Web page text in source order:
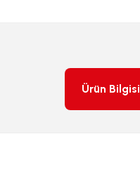
Ürün Bilgisi